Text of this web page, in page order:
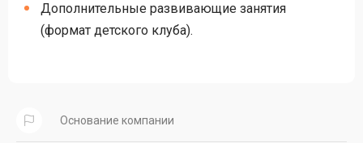
Дополнительные развивающие занятия
(формат детского клуба).
Основание компании